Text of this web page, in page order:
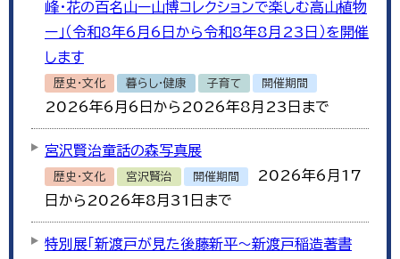
峰・花の百名山ー山博コレクションで楽しむ高山植物
ー」（令和8年6月6日から令和8年8月23日）を開催
します
歴史・文化 暮らし・健康 子育て 開催期間
2026年6月6日から2026年8月23日まで
宮沢賢治童話の森写真展
歴史・文化 宮沢賢治 開催期間
2026年6月17
日から2026年8月31日まで
特別展「新渡戸が見た後藤新平～新渡戸稲造著書